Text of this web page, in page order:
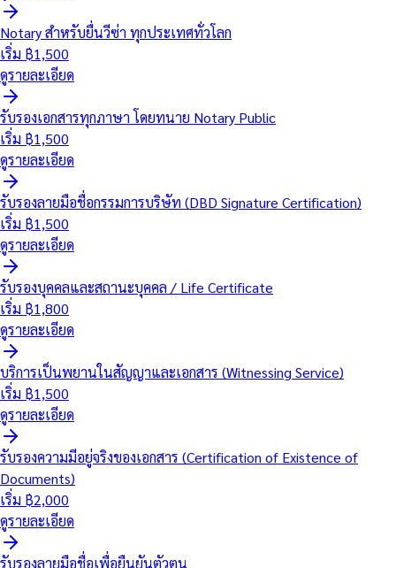
Notary สำหรับยื่นวีซ่า ทุกประเทศทั่วโลก
เริ่ม ฿1,500
ดูรายละเอียด
รับรองเอกสารทุกภาษา โดยทนาย Notary Public
เริ่ม ฿1,500
ดูรายละเอียด
รับรองลายมือชื่อกรรมการบริษัท (DBD Signature Certification)
เริ่ม ฿1,500
ดูรายละเอียด
รับรองบุคคลและสถานะบุคคล / Life Certificate
เริ่ม ฿1,800
ดูรายละเอียด
บริการเป็นพยานในสัญญาและเอกสาร (Witnessing Service)
เริ่ม ฿1,500
ดูรายละเอียด
รับรองความมีอยู่จริงของเอกสาร (Certification of Existence of
Documents)
เริ่ม ฿2,000
ดูรายละเอียด
รับรองลายมือชื่อเพื่อยืนยันตัวตน